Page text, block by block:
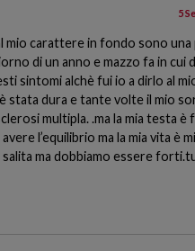
5
mio carattere in fondo sono
di un anno e mazzo fa in cui
sintomi alchè fui io a dirlo al
stata dura e tante volte il mio
multipla. .ma la mia testa
l’equilibrio ma la mia vita è
ma dobbiamo essere